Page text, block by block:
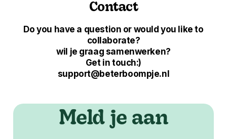
Contact
Do you have a question or would you like to
collaborate?
wil je graag samenwerken?
Get in touch:)
support@beterboompje.nl
Meld je aan